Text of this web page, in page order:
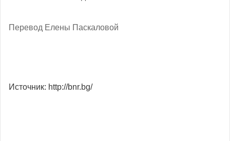
Перевод Елены Паскаловой
Источник: http://bnr.bg/